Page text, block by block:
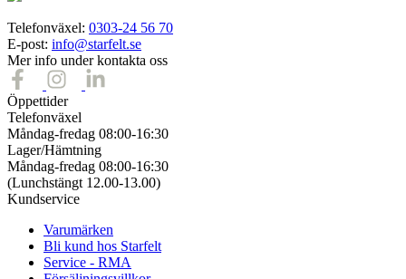
Telefonväxel: 0303-24 56 70
E-post: info@starfelt.se
Mer info under kontakta oss
Öppettider
Telefonväxel
Måndag-fredag 08:00-16:30
Lager/Hämtning
Måndag-fredag 08:00-16:30
(Lunchstängt 12.00-13.00)
Kundservice
Varumärken
Bli kund hos Starfelt
Service - RMA